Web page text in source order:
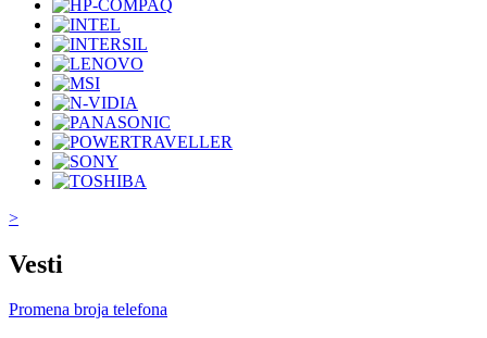
>
Vesti
Promena broja telefona